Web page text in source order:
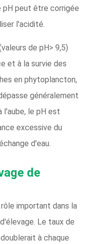
pH peut être corrigée
l'acidité.
de pH> 9,5)
et à la survie des
en phytoplancton,
généralement
l'aube, le pH est
excessive du
d'eau.
de
important dans la
Le taux de
à chaque